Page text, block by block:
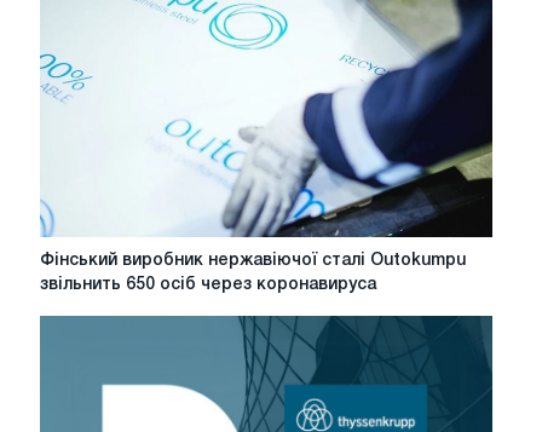
заводом
в
Фінський
виробник
Фінський виробник нержавіючої сталі Outokumpu
звільнить 650 осіб через коронавируса